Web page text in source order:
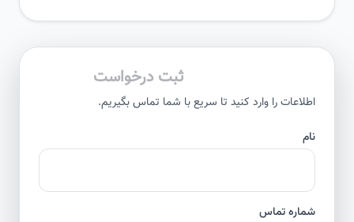
ثبت درخواست
اطلاعات را وارد کنید تا سریع با شما تماس بگیریم.
شماره تماس